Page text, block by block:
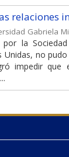
relaciones
Gabriela
la
Unidas, no
impedir que